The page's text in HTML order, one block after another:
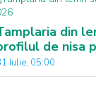
din
de nisa
Iulie, 05:00